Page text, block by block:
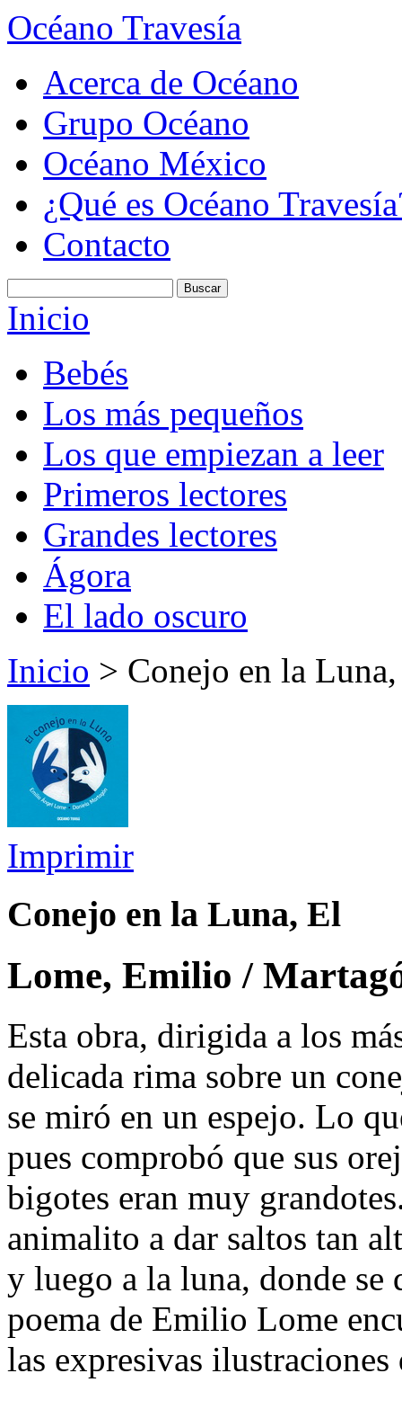
Océano Travesía
Acerca de Océano
Grupo Océano
Océano México
¿Qué es Océano
Contacto
Inicio
Bebés
Los más pequeños
Los que empiezan a leer
Primeros lectores
Grandes lectores
Ágora
El lado oscuro
Inicio > Conejo en la
Imprimir
Conejo en la Luna, El
Lome, Emilio /
Esta obra, dirigida a los
delicada rima sobre un
se miró en un espejo. Lo
pues comprobó que sus
bigotes eran muy
animalito a dar saltos tan
y luego a la luna, donde
poema de Emilio Lome
las expresivas